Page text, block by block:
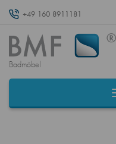
+49 160 8911181
Badmöbel